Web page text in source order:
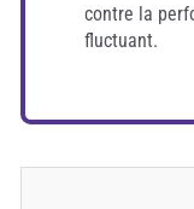
contre la
fluctuant.